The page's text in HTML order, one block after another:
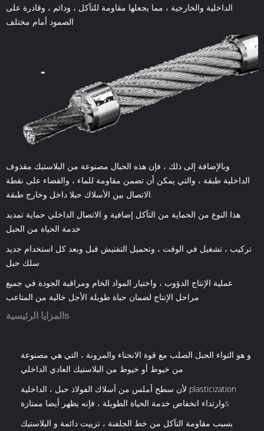
الداخلية والخارجية ، مما يجعلها مقاومة للتآكل ، ودائم ، وقادرة على
الصمود أمام مختلف
وبالإضافة إلى ذلك ، فإن هذه الحبال مصنوعة من البلاستيك مقذوف
الداخلية طبقة ، والتي يمكن أن تضمن مقاومة للماء ، والقضاء على نقطة
الاتصال بين الأسلاك حبلا داخل وخارج طبقة.
هذا النوع من الحماية من التآكل إضافية و الاتصال الداخلي حماية تمديد
خدمة الحياة من الحبل
تركيب ، تشغيل في الوقت ، وتحميل التفتيش قبل وبعد كل استخدام جديد
سلك حبل
عملية الإنتاج الدؤوب ، واختيار المواد الخام ومراقبة الجودة في جميع
مراحل الإنتاج لضمان حياة طويلة الأجل خالية من المتاعب
المزايا الرئيسيةs
و هو التواء الحبل الصلب مع قوة الانحناء والمرونة ، التي هي مصنوعة
من خيوط أو خيوط من البلاستيك العادي الداخلي
لأن سطح أملس من أسلاك الفولاذ حبل ، الداخلية plasticization
وارتداء انخفاض خدمة الحياة الطويلة ، فإنه يظهر أيضا ممتازةs
بسبب مقاومة التآكل من خط الجلفنة ، تزييت دائمة و البلاستيك